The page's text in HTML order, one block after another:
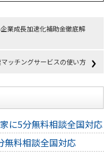
業成長加速化補助金徹底解
ッチングサービスの使い方
に5分無料相談全国対応
無料相談全国対応